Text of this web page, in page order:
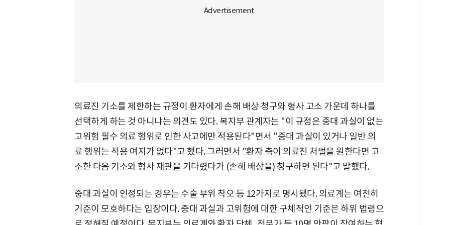
의료진 기소를 제한하는 규정이 환자에게 손해 배상 청구와 형사 고소 가운데 하나를
선택하게 하는 것 아니냐는 의견도 있다. 복지부 관계자는 "이 규정은 중대 과실이 없는
고위험 필수 의료 행위로 인한 사고에만 적용된다"면서 "중대 과실이 있거나 일반 의
료 행위는 적용 여지가 없다"고 했다. 그러면서 "환자 측이 의료진 처벌을 원한다면 고
소한 다음 기소와 형사 재판을 기다렸다가 (손해 배상을) 청구하면 된다"고 말했다.
중대 과실이 인정되는 경우는 수술 부위 착오 등 12가지로 명시됐다. 의료계는 여전히
기준이 모호하다는 입장이다. 중대 과실과 고위험에 대한 구체적인 기준은 하위 법령으